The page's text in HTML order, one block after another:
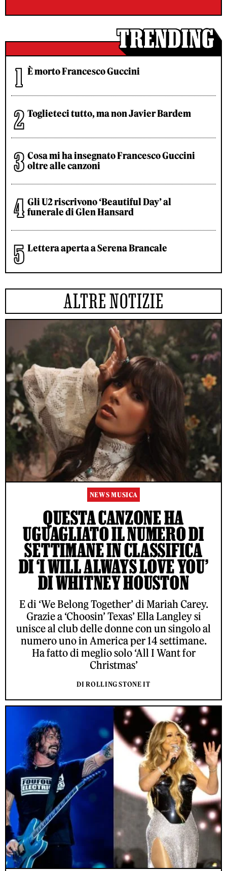
È morto Francesco Guccini
Toglieteci tutto, ma non Javier Bardem
Cosa mi ha insegnato Francesco Guccini
oltre alle canzoni
Gli U2 riscrivono ‘Beautiful Day’ al
funerale di Glen Hansard
Lettera aperta a Serena Brancale
ALTRE NOTIZIE
NEWS MUSICA
QUESTA CANZONE HA
UGUAGLIATO IL NUMERO DI
SETTIMANE IN CLASSIFICA
DI ‘I WILL ALWAYS LOVE YOU’
DI WHITNEY HOUSTON
E di ‘We Belong Together’ di Mariah Carey.
Grazie a ‘Choosin’ Texas’ Ella Langley si
unisce al club delle donne con un singolo al
numero uno in America per 14 settimane.
Ha fatto di meglio solo ‘All I Want for
Christmas’
DI ROLLING STONE IT